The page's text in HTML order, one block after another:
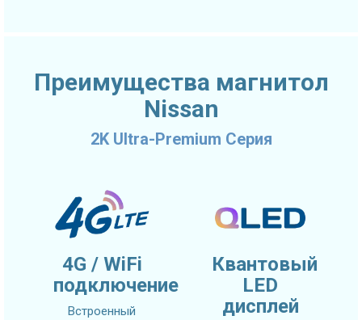
Преимущества магнитол
Nissan
2K Ultra-Premium Серия
4G / WiFi
подключение
Встроенный
Квантовый
LED
дисплей